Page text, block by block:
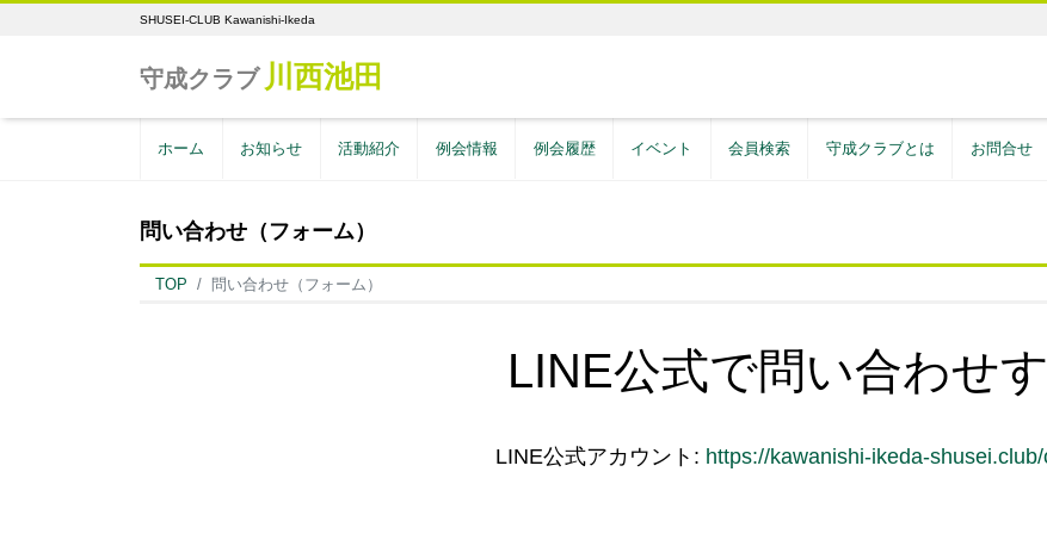
SHUSEI-CLUB Kawanishi-Ikeda
守成クラブ 川西池田
ホーム お知らせ 活動紹介 例会情報 例会履歴 イベント 会員検索 守成クラブとは お問合せ
問い合わせ（フォーム）
TOP 問い合わせ（フォーム）
LINE公式で問い合わせ
LINE公式アカウント: https://kawanishi-ikeda-